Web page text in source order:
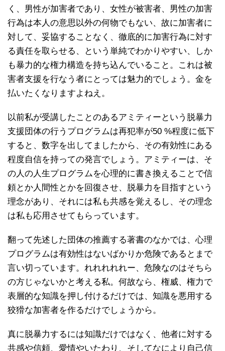
く、男性が加害者であり、女性が被害者、男性の加害
行為は本人の意思以外の何物でもない、故に加害者に
対して、妥協することなく、徹底的に加害行為に対す
る責任を取らせる、という単純でわかりやすい、しか
も暴力的な権力構造を持ち込んでいること。これは被
害者支援を行なう者にとっては魅力的でしょう。金を
払いたくなりますよねえ。
以前私が受講したことのあるアミティーという脱暴力
支援団体の行うプログラムは再犯率が50 %程度に低下
すると、数字を出してましたから、その有効性にある
程度自信を持っての発言でしょう。アミティーは、そ
の人の人生プログラムを心理的に書き換えることで信
頼とか人間性とかを回復させ、脱暴力を目指すという
理念があり、それには私も共感を覚えるし、その理念
は私も応用させてもらっています。
翻って先述した団体の推薦する著書のなかでは、心理
プログラムは有効性はないばかりか危険であるとまで
言い切っています。れれれれれー、危険なのはそちら
の方じゃないかと考える私。何故なら、権威、権力で
表層的な知識を押し付けるだけでは、知識を悪用する
狡猾な加害者を作るだけでしょうから。
真に脱暴力するには知識だけではなく、他者に対する
共感や信頼、愛情やいたわり、そしてなにより自己信